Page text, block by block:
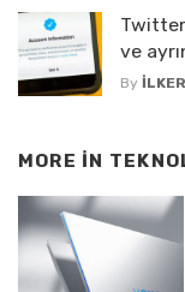
ve
By
MORE IN